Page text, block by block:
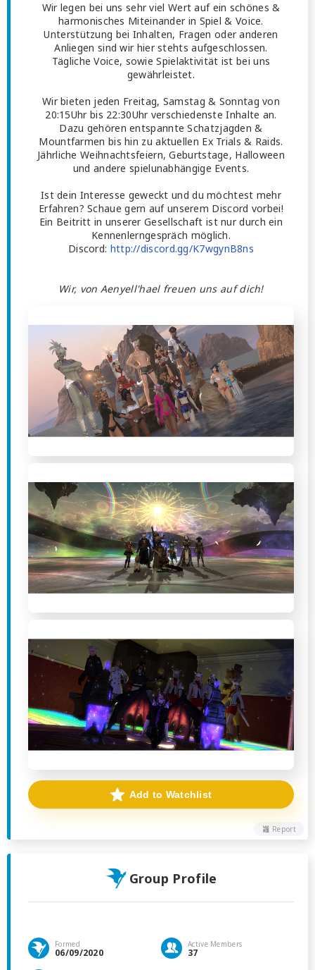
Wir legen bei uns sehr viel Wert auf ein schönes &
harmonisches Miteinander in Spiel & Voice.
Unterstützung bei Inhalten, Fragen oder anderen
Anliegen sind wir hier stehts aufgeschlossen.
Tägliche Voice, sowie Spielaktivität ist bei uns
gewährleistet.
Wir bieten jeden Freitag, Samstag & Sonntag von
20:15Uhr bis 22:30Uhr verschiedenste Inhalte an.
Dazu gehören entspannte Schatzjagden &
Mountfarmen bis hin zu aktuellen Ex Trials & Raids.
Jährliche Weihnachtsfeiern, Geburtstage, Halloween
und andere spielunabhängige Events.
Ist dein Interesse geweckt und du möchtest mehr
Erfahren? Schaue gern auf unserem Discord vorbei!
Ein Beitritt in unserer Gesellschaft ist nur durch ein
Kennenlerngespräch möglich.
Discord: http://discord.gg/K7wgynB8ns
Wir, von Aenyell'hael freuen uns auf dich!
Report
Add to Watchlist
Group Profile
Formed
06/09/2020
Active Members
37